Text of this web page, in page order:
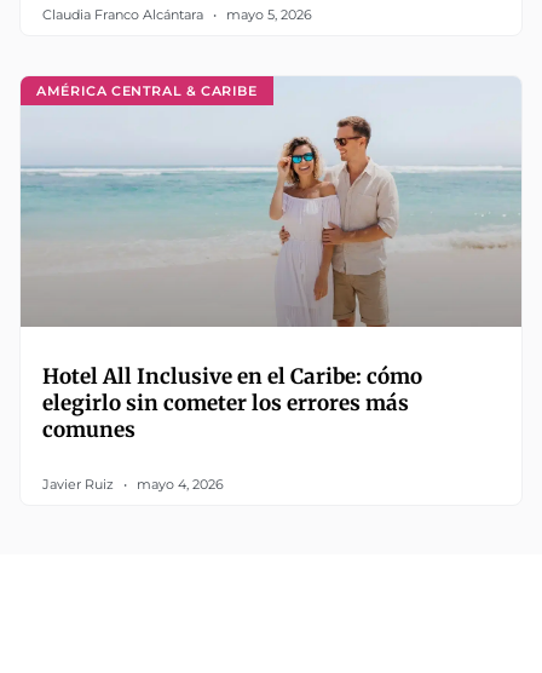
Claudia Franco Alcántara mayo 5, 2026
AMÉRICA CENTRAL & CARIBE
Hotel All Inclusive en el Caribe: cómo
elegirlo sin cometer los errores más
comunes
Javier Ruiz mayo 4, 2026